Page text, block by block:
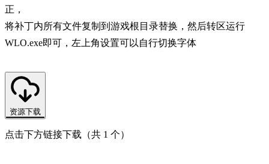
正，
将补丁内所有文件复制到游戏根目录替换，然后转区运行
WLO.exe即可，左上角设置可以自行切换字体
资源下载
点击下方链接下载（共 1 个）